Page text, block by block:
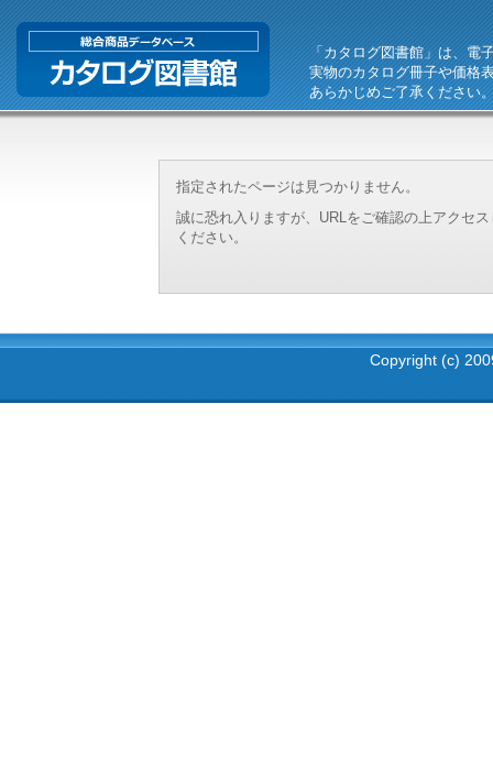
「カタログ図書館」は、電
実物のカタログ冊子や価格
あらかじめご了承ください
指定されたページは見つかりません。
誠に恐れ入りますが、URLをご確認の上アクセ
ください。
Copyright (c)